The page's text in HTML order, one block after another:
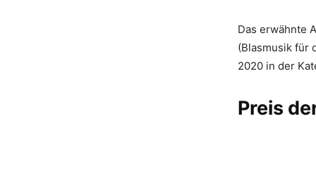
Das erwähnte
(Blasmusik für
2020 in der
Preis